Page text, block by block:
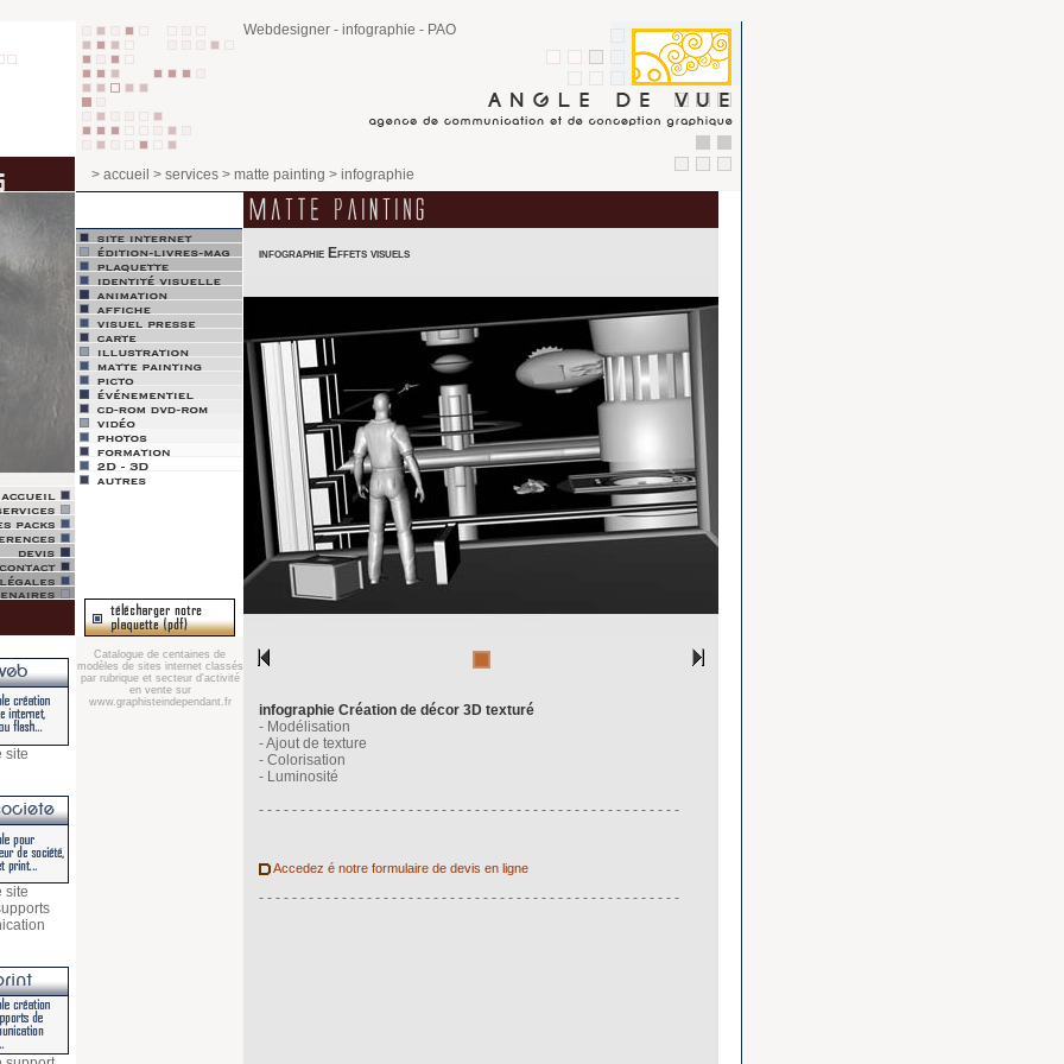
Webdesigner - infographie - PAO
> accueil > services> matte painting > infographie
site
site
Catalogue de centaines de
modèles de sites internet classés
par rubrique et secteur d'activité
en vente sur
www.graphisteindependant.fr
infographie Effets visuels
infographie Création de décor 3D texturé
- Modélisation
- Ajout de texture
- Colorisation
- Luminosité
- - - - - - - - - - - - - - - - - - - - - - - - - - - - - - - - - - - - - - - - - - - - - - - - - - -
Accedez é notre formulaire de devis en ligne
- - - - - - - - - - - - - - - - - - - - - - - - - - - - - - - - - - - - - - - - - - - - - - - - - - -